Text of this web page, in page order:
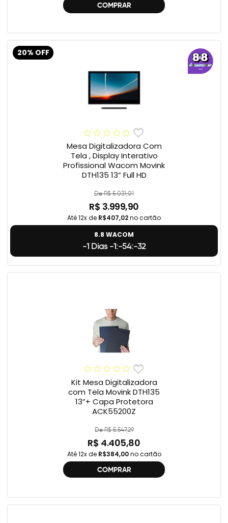
COMPRAR
20% OFF
Mesa Digitalizadora Com
Tela , Display Interativo
Profissional Wacom Movink
DTH135 13” Full HD
De R$ 5.031,01
R$ 3.999,90
Até 12x de R$407,02no cartão
8.8 WACOM
-1 Dias -1:-54:-33
Kit Mesa Digitalizadora
com Tela Movink DTH135
13”+ Capa Protetora
ACK55200Z
De R$ 5.547,29
R$ 4.405,80
Até 12x de R$384,00no cartão
COMPRAR